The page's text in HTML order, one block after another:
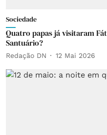
Sociedade
Quatro papas já visitaram
Santuário?
Redação DN 12 Mai 2026